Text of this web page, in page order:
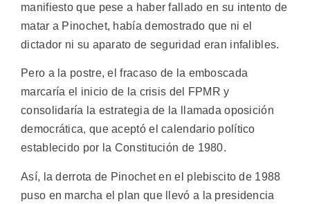
manifiesto que pese a haber fallado en su intento de
matar a Pinochet, había demostrado que ni el
dictador ni su aparato de seguridad eran infalibles.
Pero a la postre, el fracaso de la emboscada
marcaría el inicio de la crisis del FPMR y
consolidaría la estrategia de la llamada oposición
democrática, que aceptó el calendario político
establecido por la Constitución de 1980.
Así, la derrota de Pinochet en el plebiscito de 1988
puso en marcha el plan que llevó a la presidencia